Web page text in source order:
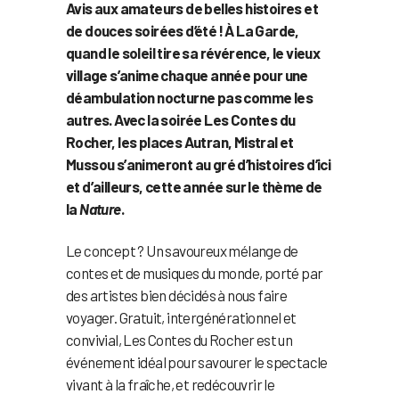
Avis aux amateurs de belles histoires et
de douces soirées d’été ! À La Garde,
quand le soleil tire sa révérence, le vieux
village s’anime chaque année pour une
déambulation nocturne pas comme les
autres. Avec la soirée Les Contes du
Rocher, les places Autran, Mistral et
Mussou s’animeront au gré d’histoires d’ici
et d’ailleurs, cette année sur le thème de
la Nature.
Le concept ? Un savoureux mélange de
contes et de musiques du monde, porté par
des artistes bien décidés à nous faire
voyager. Gratuit, intergénérationnel et
convivial, Les Contes du Rocher est un
événement idéal pour savourer le spectacle
vivant à la fraîche, et redécouvrir le